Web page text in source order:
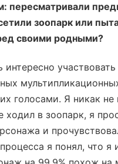
пересматривали
зоопарк или
своими родными?
интересно
голосами. Я никак не
ходил в зоопарк, я
и
я понял, что я